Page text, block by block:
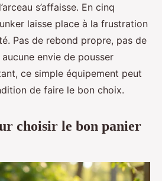
s’affaisse. En cinq
laisse place à la frustration
Pas de rebond propre, pas de
envie de pousser
ce simple équipement peut
de faire le bon choix.
choisir le bon panier